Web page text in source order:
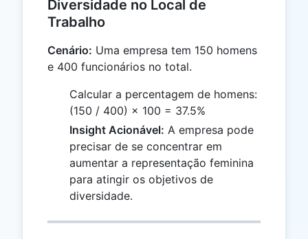
Diversidade no Local de
Trabalho
Cenário: Uma empresa tem 150 homens
e 400 funcionários no total.
Calcular a percentagem de homens:
(150 / 400) × 100 = 37.5%
Insight Acionável: A empresa pode
precisar de se concentrar em
aumentar a representação feminina
para atingir os objetivos de
diversidade.